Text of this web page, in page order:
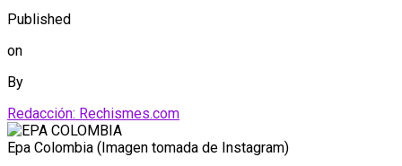
Published
on
By
Redacción: Rechismes.com
Epa Colombia (Imagen tomada de Instagram)